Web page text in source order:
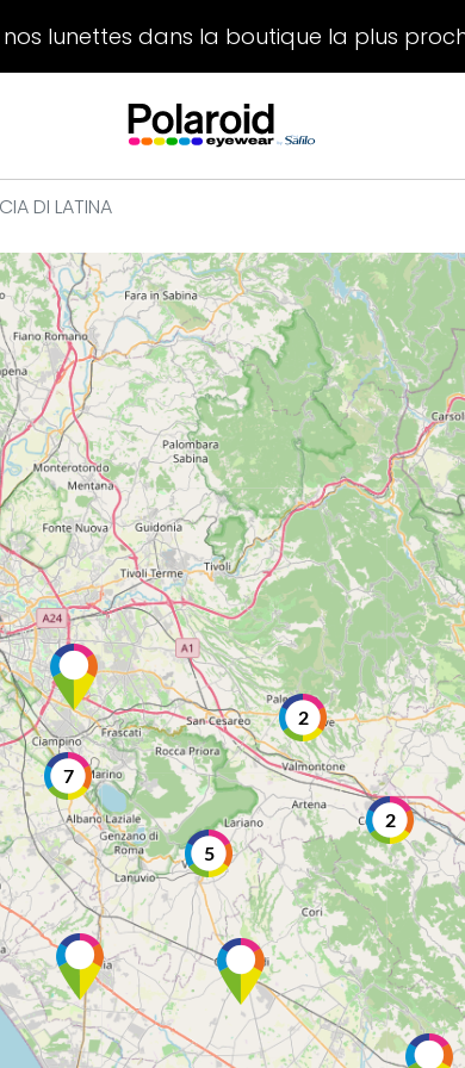
nos lunettes dans la boutique la plus
DI LATINA
5
7
2
2